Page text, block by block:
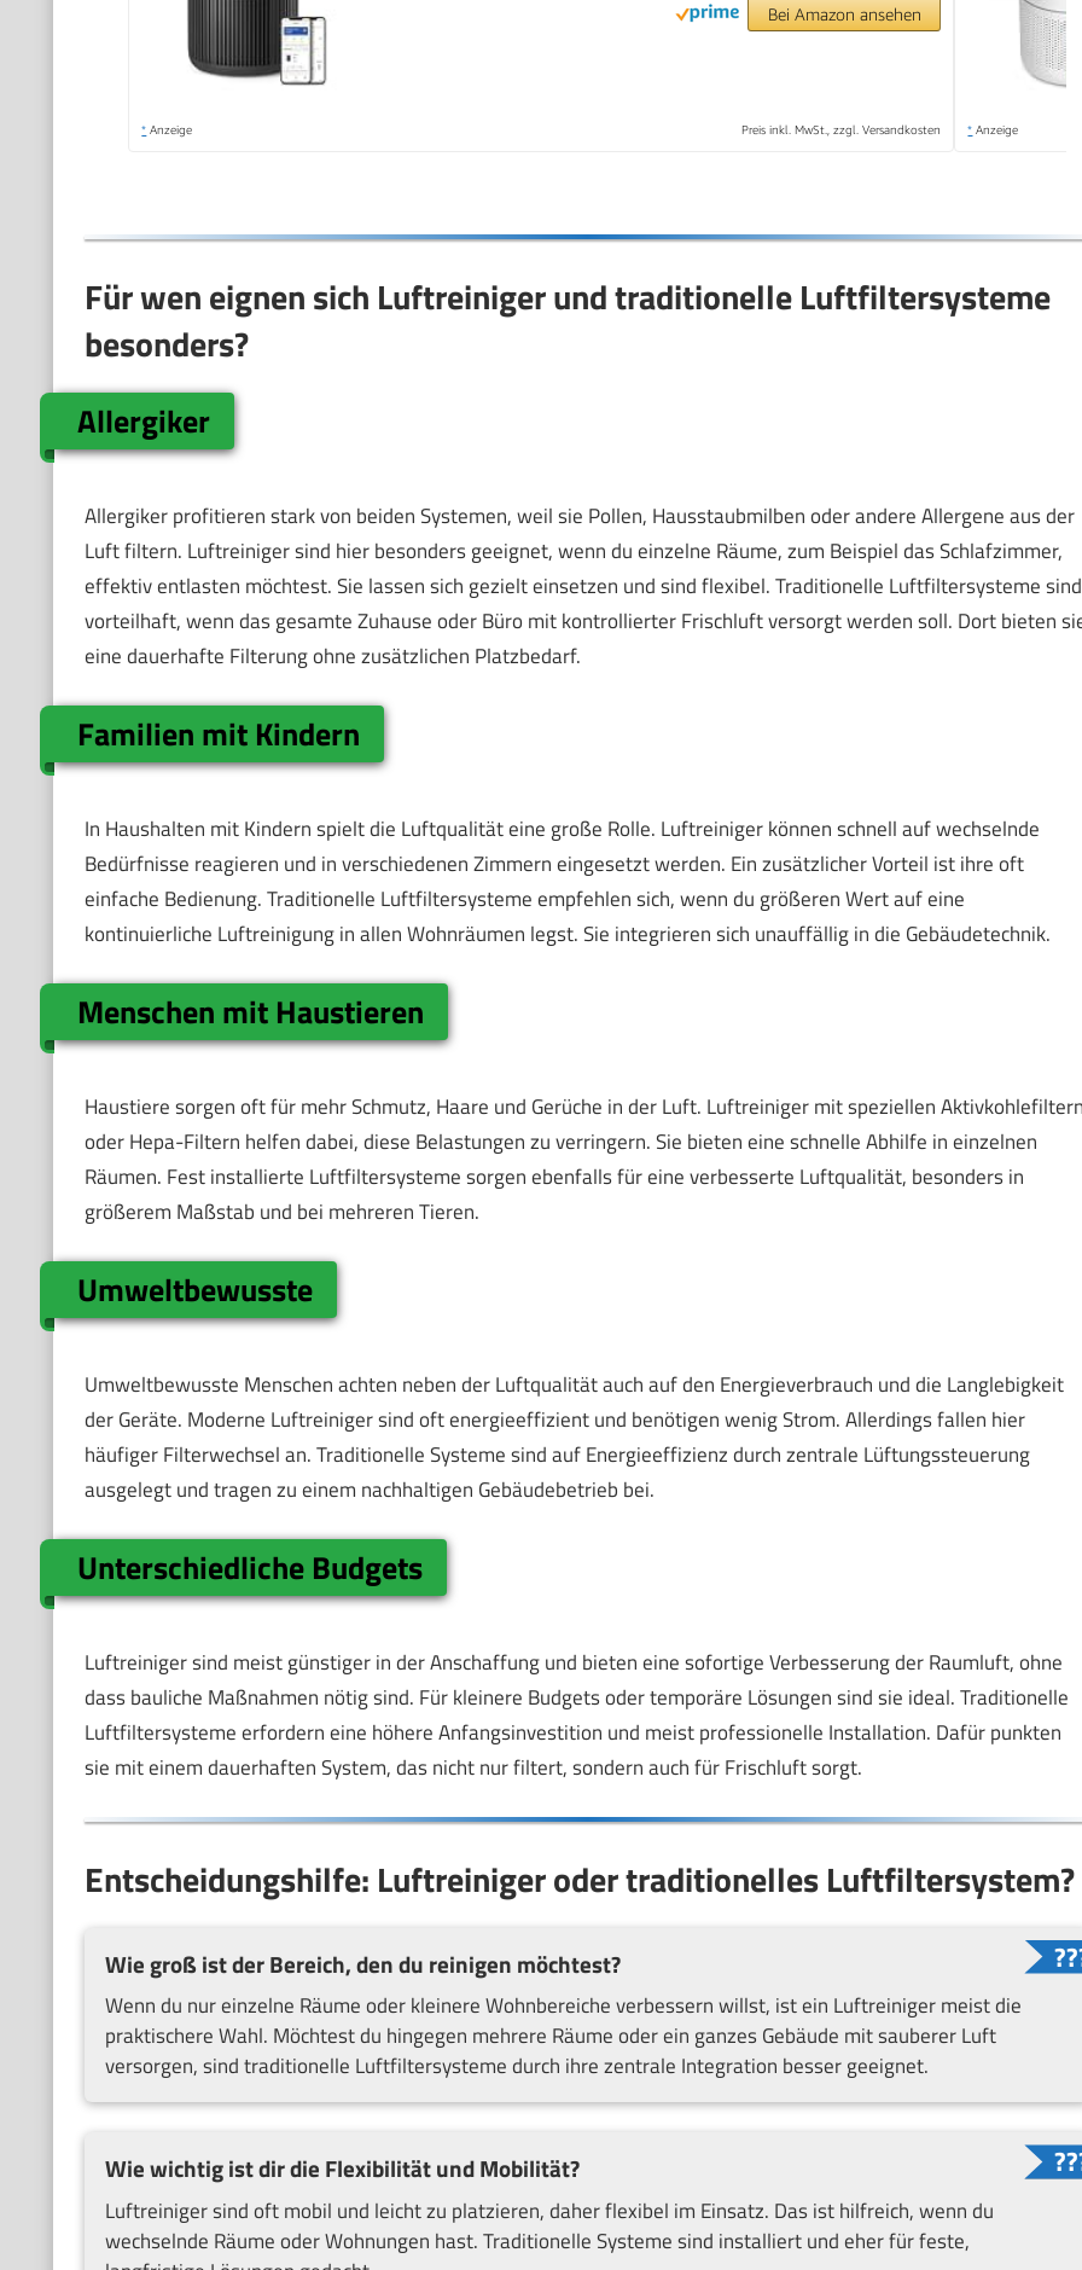
Bei Amazon ansehen
* Anzeige Preis inkl. MwSt., zzgl. Versandkosten * Anzeige
Für wen eignen sich Luftreiniger und traditionelle Luftfiltersysteme
besonders?
Allergiker
Allergiker profitieren stark von beiden Systemen, weil sie Pollen, Hausstaubmilben oder andere Allergene aus der
Luft filtern. Luftreiniger sind hier besonders geeignet, wenn du einzelne Räume, zum Beispiel das Schlafzimmer,
effektiv entlasten möchtest. Sie lassen sich gezielt einsetzen und sind flexibel. Traditionelle Luftfiltersysteme sind
vorteilhaft, wenn das gesamte Zuhause oder Büro mit kontrollierter Frischluft versorgt werden soll. Dort bieten
eine dauerhafte Filterung ohne zusätzlichen Platzbedarf.
Familien mit Kindern
In Haushalten mit Kindern spielt die Luftqualität eine große Rolle. Luftreiniger können schnell auf wechselnde
Bedürfnisse reagieren und in verschiedenen Zimmern eingesetzt werden. Ein zusätzlicher Vorteil ist ihre oft
einfache Bedienung. Traditionelle Luftfiltersysteme empfehlen sich, wenn du größeren Wert auf eine
kontinuierliche Luftreinigung in allen Wohnräumen legst. Sie integrieren sich unauffällig in die Gebäudetechnik.
Menschen mit Haustieren
Haustiere sorgen oft für mehr Schmutz, Haare und Gerüche in der Luft. Luftreiniger mit speziellen
oder Hepa-Filtern helfen dabei, diese Belastungen zu verringern. Sie bieten eine schnelle Abhilfe in einzelnen
Räumen. Fest installierte Luftfiltersysteme sorgen ebenfalls für eine verbesserte Luftqualität, besonders in
größerem Maßstab und bei mehreren Tieren.
Umweltbewusste
Umweltbewusste Menschen achten neben der Luftqualität auch auf den Energieverbrauch und die Langlebigkeit
der Geräte. Moderne Luftreiniger sind oft energieeffizient und benötigen wenig Strom. Allerdings fallen hier
häufiger Filterwechsel an. Traditionelle Systeme sind auf Energieeffizienz durch zentrale Lüftungssteuerung
ausgelegt und tragen zu einem nachhaltigen Gebäudebetrieb bei.
Unterschiedliche Budgets
Luftreiniger sind meist günstiger in der Anschaffung und bieten eine sofortige Verbesserung der Raumluft, ohne
dass bauliche Maßnahmen nötig sind. Für kleinere Budgets oder temporäre Lösungen sind sie ideal. Traditionelle
Luftfiltersysteme erfordern eine höhere Anfangsinvestition und meist professionelle Installation. Dafür punkten
sie mit einem dauerhaften System, das nicht nur filtert, sondern auch für Frischluft sorgt.
Entscheidungshilfe: Luftreiniger oder traditionelles Luftfiltersystem?
Wie groß ist der Bereich, den du reinigen möchtest?
Wenn du nur einzelne Räume oder kleinere Wohnbereiche verbessern willst, ist ein Luftreiniger meist die
praktischere Wahl. Möchtest du hingegen mehrere Räume oder ein ganzes Gebäude mit sauberer Luft
versorgen, sind traditionelle Luftfiltersysteme durch ihre zentrale Integration besser geeignet.
Wie wichtig ist dir die Flexibilität und Mobilität?
Luftreiniger sind oft mobil und leicht zu platzieren, daher flexibel im Einsatz. Das ist hilfreich, wenn du
wechselnde Räume oder Wohnungen hast. Traditionelle Systeme sind installiert und eher für feste,